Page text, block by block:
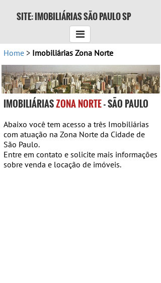
SITE: IMOBILIÁRIAS SÃO PAULO SP
Abaixo você tem acesso a três Imobiliárias
com atuação na Zona Norte da Cidade de
São Paulo.
Entre em contato e solicite mais informações
sobre venda e locação de imóveis.
IMOBILIÁRIASZONA NORTE- SÃO PAULO
Home > Imobiliárias Zona Norte